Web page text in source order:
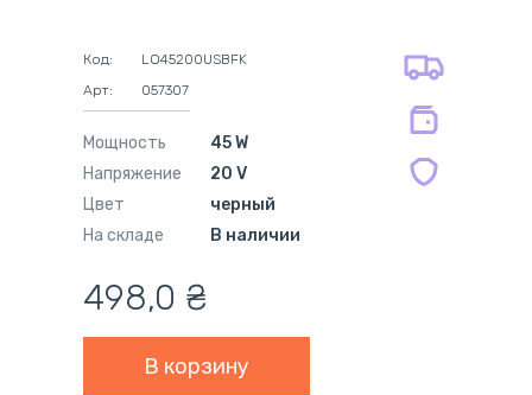
Код:
LO45200USBFK
Арт:
057307
Мощность
45 W
Напряжение
20 V
Цвет
черный
На складе
В наличии
498,0 ₴
мес.
мес.